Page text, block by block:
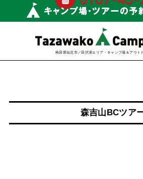
秋田県仙北市／田沢湖エリア・キャンプ場＆アウト
森吉山BCツア